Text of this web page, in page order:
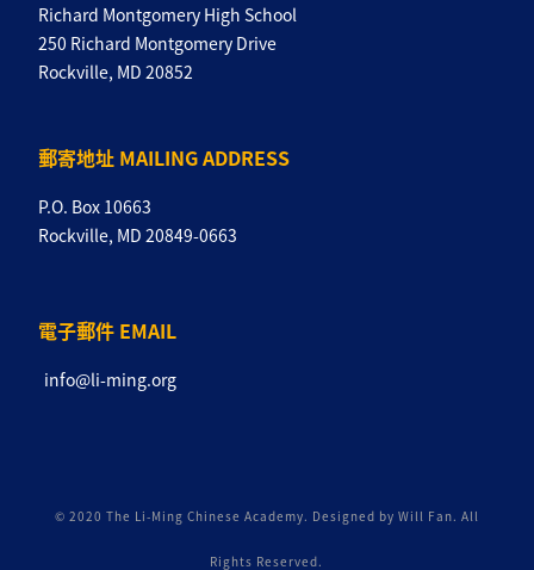
Richard Montgomery High School
250 Richard Montgomery Drive
Rockville, MD 20852
郵寄地址 MAILING ADDRESS
P.O. Box 10663
Rockville, MD 20849-0663
電子郵件 EMAIL
info@li-ming.org
© 2020 The Li-Ming Chinese Academy. Designed by Will Fan. All
Rights Reserved.